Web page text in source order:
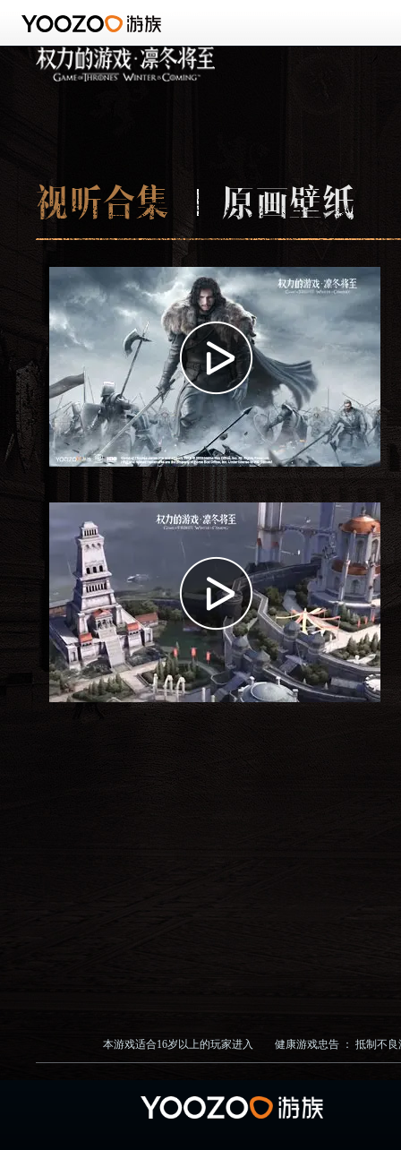
本游戏适合16岁以上的玩家进入 健康游戏忠告 ： 抵制不良